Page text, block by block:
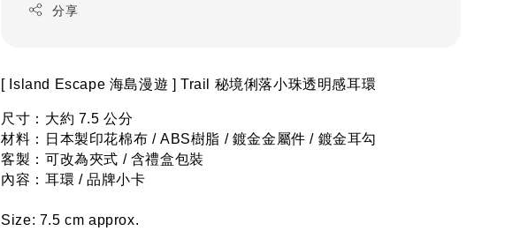
分享
[ Island Escape 海島漫遊 ] Trail 秘境俐落小珠透明感耳環
尺寸：大約 7.5 公分
材料：日本製印花棉布 / ABS樹脂 / 鍍金金屬件 / 鍍金耳勾
客製：可改為夾式 / 含禮盒包裝
內容：耳環 / 品牌小卡
Size: 7.5 cm approx.